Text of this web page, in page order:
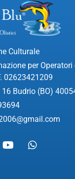
Culturale
per Operatori
02623421209
Budrio (BO)